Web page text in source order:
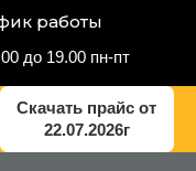
работы
до 19.00 пн-пт
Скачать прайс от
22.07.2026г